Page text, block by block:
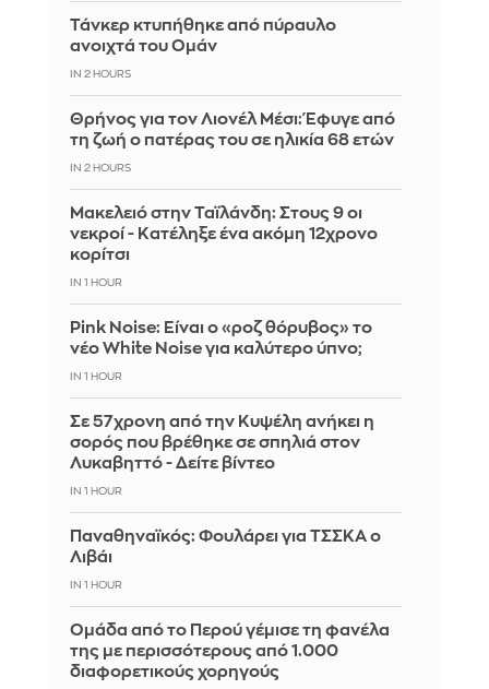
Τάνκερ κτυπήθηκε από πύραυλο
ανοιχτά του Ομάν
IN 2 HOURS
Θρήνος για τον Λιονέλ Μέσι: Έφυγε από
τη ζωή ο πατέρας του σε ηλικία 68 ετών
IN 2 HOURS
Μακελειό στην Ταϊλάνδη: Στους 9 οι
νεκροί - Κατέληξε ένα ακόμη 12χρονο
κορίτσι
IN 1 HOUR
Pink Noise: Είναι ο «ροζ θόρυβος» το
νέο White Noise για καλύτερο ύπνο;
IN 1 HOUR
Σε 57χρονη από την Κυψέλη ανήκει η
σορός που βρέθηκε σε σπηλιά στον
Λυκαβηττό - Δείτε βίντεο
IN 1 HOUR
Παναθηναϊκός: Φουλάρει για ΤΣΣΚΑ ο
Λιβάι
IN 1 HOUR
Ομάδα από το Περού γέμισε τη φανέλα
της με περισσότερους από 1.000
διαφορετικούς χορηγούς